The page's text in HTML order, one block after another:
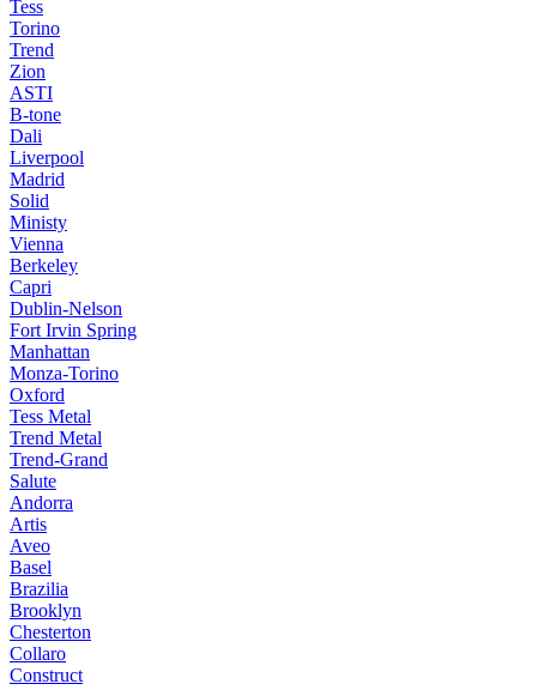
Tess
Torino
Trend
Zion
ASTI
B-tone
Dali
Liverpool
Madrid
Solid
Ministy
Vienna
Berkeley
Capri
Dublin-Nelson
Fort Irvin Spring
Manhattan
Monza-Torino
Oxford
Tess Metal
Trend Metal
Trend-Grand
Salute
Andorra
Artis
Aveo
Basel
Brazilia
Brooklyn
Chesterton
Collaro
Construct